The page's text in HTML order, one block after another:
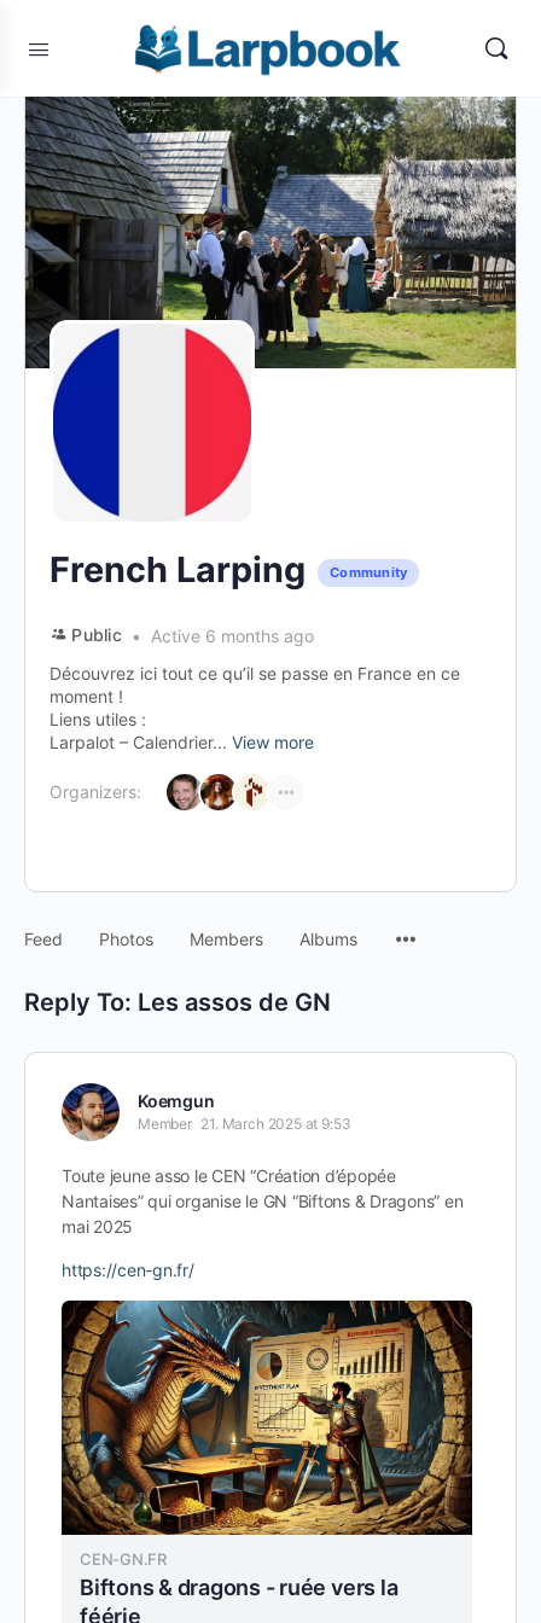
French Larping Community
Public
Active 6 months ago
Découvrez ici tout ce qu’il se passe en France en ce
moment !
Liens utiles :
Larpalot – Calendrier... View more
Organizers:
Feed Photos Members Albums
Reply To: Les assos de GN
Koemgun
Member 21. March 2025 at 9:53
Toute jeune asso le CEN “Création d’épopée
Nantaises” qui organise le GN “Biftons & Dragons” en
mai 2025
https://cen-gn.fr/
CEN-GN.FR
Biftons & dragons - ruée vers la
féérie